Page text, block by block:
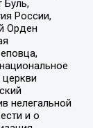
России,
Орден
нелегальной
и о